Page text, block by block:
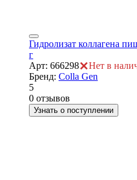
Гидролизат коллагена
г
Арт: 666298
Нет в
Бренд: Colla Gen
5
0 отзывов
Узнать о поступлении